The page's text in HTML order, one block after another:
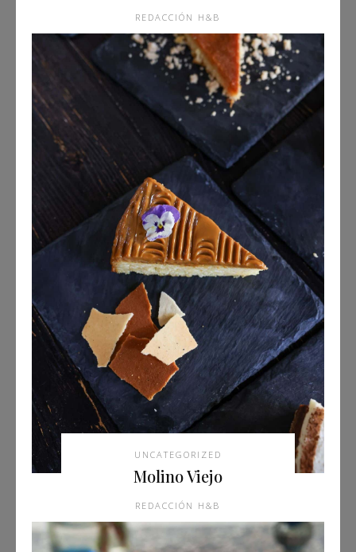
REDACCIÓN H&B
UNCATEGORIZED
Molino Viejo
REDACCIÓN H&B